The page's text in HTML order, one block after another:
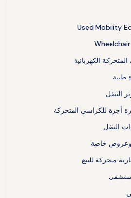
Used Mobility
الكهربائية
طبية
التنقل
أجرة للكراسي المتحركة
التنقل
خاصة
متحركة للبيع